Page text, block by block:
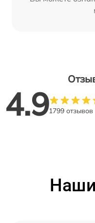
4.91799 отзывов